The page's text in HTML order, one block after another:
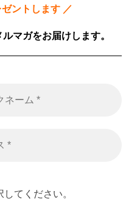
ントします／
ルマガをお届けします。
てください。